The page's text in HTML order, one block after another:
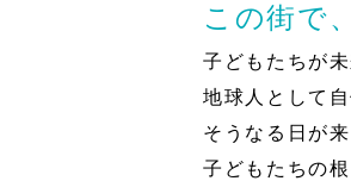
この街で
子どもたちが
地球人として
そうなる日が来
子どもたちの